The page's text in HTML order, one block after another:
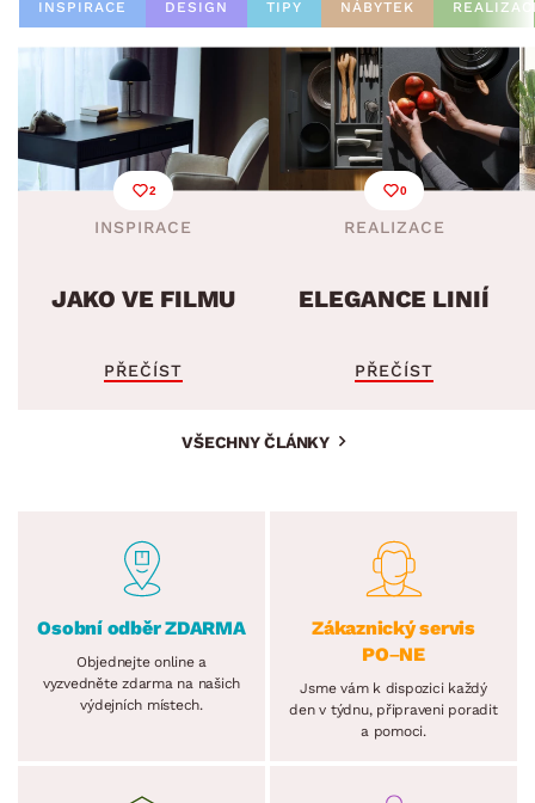
INSPIRACE DESIGN TIPY NÁBYTEK
2
INSPIRACE
JAKO VE FILMU
PŘEČÍST
0
REALIZACE
ELEGANCE LINIÍ
PŘEČÍST
VŠECHNY ČLÁNKY
Osobní odběr ZDARMA
Objednejte online a
vyzvedněte zdarma na našich
výdejních místech.
Zákaznický servis
PO–NE
Jsme vám k dispozici každý
den v týdnu, připraveni poradit
a pomoci.